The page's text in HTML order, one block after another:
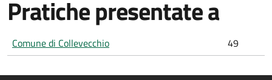
Pratiche presentate a
Comune di Collevecchio 49